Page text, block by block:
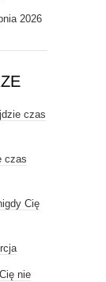
2026
czas
czas
Cię
nie